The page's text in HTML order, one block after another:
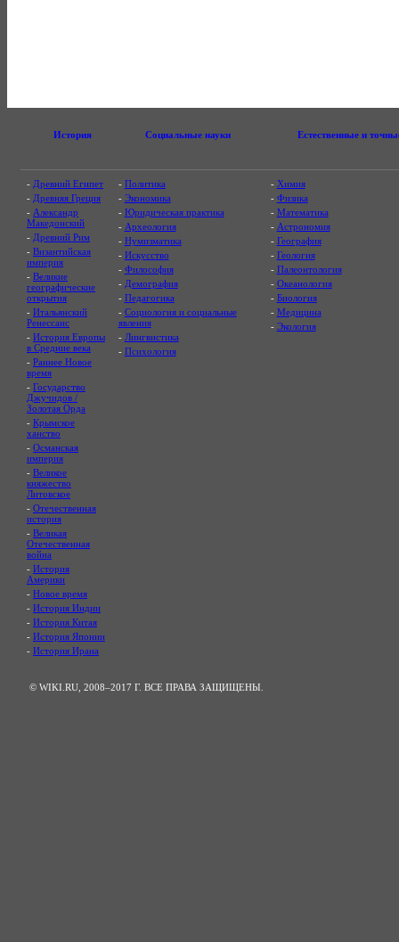
История Социальные науки Естественные и
- Древний Египет
- Древняя Греция
- Александр
Македонский
- Древний Рим
- Византийская
империя
- Великие
географические
открытия
- Итальянский
Ренессанс
- История Европы
в Средние века
- Раннее Новое
время
- Государство
Джучидов /
Золотая Орда
- Крымское
ханство
- Османская
империя
- Великое
княжество
Литовское
- Отечественная
история
- Великая
Отечественная
война
- История
Америки
- Новое время
- История Индии
- История Китая
- История Японии
- История Ирана
- Политика
- Экономика
- Юридическая практика
- Археология
- Нумизматика
- Искусство
- Философия
- Демография
- Педагогика
- Социология и социальные
явления
- Лингвистика
- Психология
- Химия
- Физика
- Математика
- Астрономия
- География
- Геология
- Палеонтология
- Океанология
- Биология
- Медицина
- Экология
© WIKI.RU, 2008–2017 Г. ВСЕ ПРАВА ЗАЩИЩЕНЫ.